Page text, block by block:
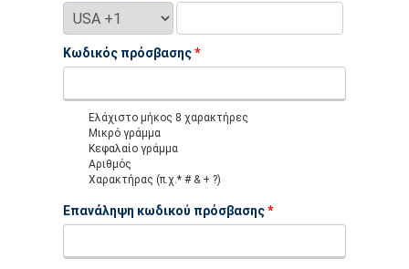
Κωδικός πρόσβασης*
Ελάχιστο μήκος 8 χαρακτήρες
Μικρό γράμμα
Κεφαλαίο γράμμα
Αριθμός
Χαρακτήρας (π.χ.* # & + ?)
Επανάληψη κωδικού πρόσβασης*